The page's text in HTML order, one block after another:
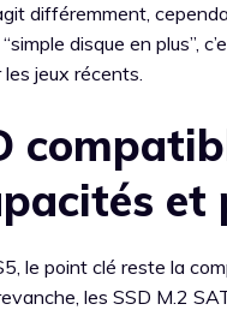
différemment,
disque en plus”,
jeux récents.
et
le point clé reste la
les SSD M.2